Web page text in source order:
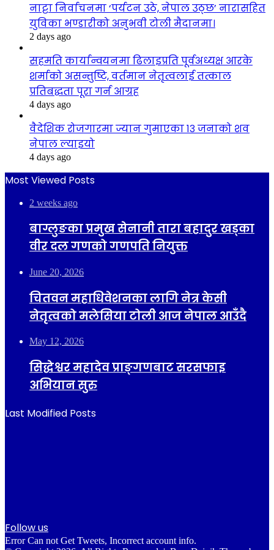
नाट्टा निर्वाचनमा ‘पर्यटन उठे, नेपाल उठ्छ’ नारासहित
युविका भण्डारीको अनुभवी टोली मैदानमा।
2 days ago
सहमति कार्यान्वयनमा ढिलाइप्रति पूर्वअध्यक्ष आरके
शर्माको असन्तुष्टि, वर्तमान नेतृत्वलाई तत्काल
प्रतिबद्धता पूरा गर्न आग्रह
4 days ago
वैदेशिक रोजगारमा ज्यान गुमाएका १३ जनाको शव
नेपाल ल्याइयो
4 days ago
Most Viewed Posts
2 weeks ago
बाग्लुङका प्रमुख सेनानी तारा बहादुर खड्का
वीर दल गणको गणपति नियुक्त
June 20, 2026
चितवन महाधिवेशनका लागि नेत्र केसी
नेतृत्वको मलेसिया टोली आज नेपाल आउँदै
May 12, 2026
सिद्धेश्वर महादेव प्राङ्गणबाट सरसफाइ
अभियान सुरु
Last Modified Posts
Follow us
Error Can not Get Tweets, Incorrect account info.